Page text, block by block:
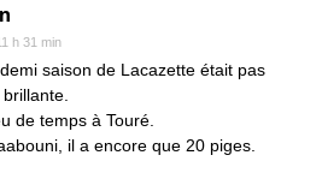
h 31 min
saison de Lacazette était pas
de temps à Touré.
il a encore que 20 piges.